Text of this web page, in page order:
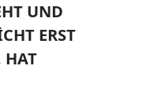
UND
ERST
HAT